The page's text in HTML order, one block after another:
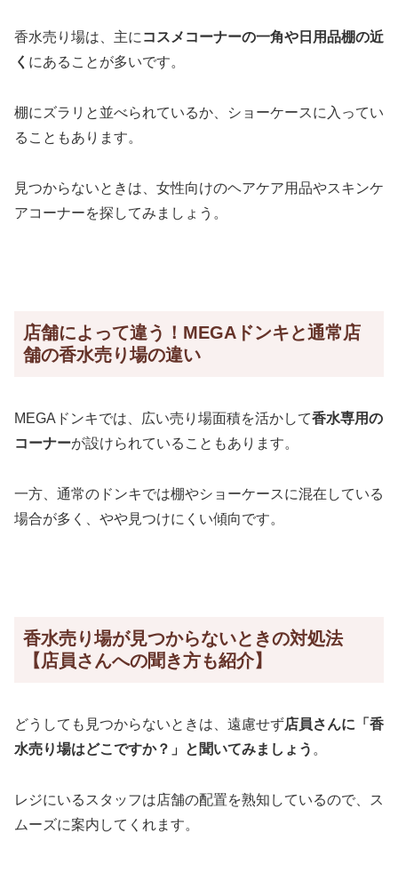
香水売り場は、主に コスメコーナーの一角や日用品棚の近
く にあることが多いです。
棚にズラリと並べられているか、ショーケースに入ってい
ることもあります。
見つからないときは、女性向けのヘアケア用品やスキンケ
アコーナーを探してみましょう。
店舗によって違う！MEGAドンキと通常店
舗の香水売り場の違い
MEGAドンキでは、広い売り場面積を活かして香水専用の
コーナーが設けられていることもあります。
一方、通常のドンキでは棚やショーケースに混在している
場合が多く、やや見つけにくい傾向です。
香水売り場が見つからないときの対処法
【店員さんへの聞き方も紹介】
どうしても見つからないときは、遠慮せず店員さんに「香
水売り場はどこですか？」と聞いてみましょう 。
レジにいるスタッフは店舗の配置を熟知しているので、ス
ムーズに案内してくれます。